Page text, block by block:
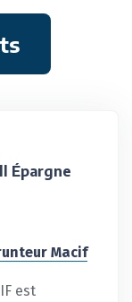
Épargne
Macif
est